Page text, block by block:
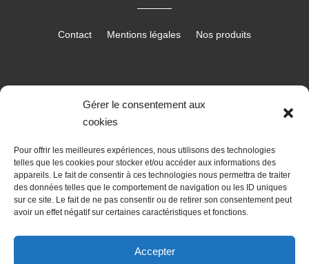
Gérer le consentement aux
cookies
Pour offrir les meilleures expériences, nous utilisons des technologies
telles que les cookies pour stocker et/ou accéder aux informations des
appareils. Le fait de consentir à ces technologies nous permettra de traiter
des données telles que le comportement de navigation ou les ID uniques
sur ce site. Le fait de ne pas consentir ou de retirer son consentement peut
avoir un effet négatif sur certaines caractéristiques et fonctions.
Accepter
Contact Mentions légales Nos produits